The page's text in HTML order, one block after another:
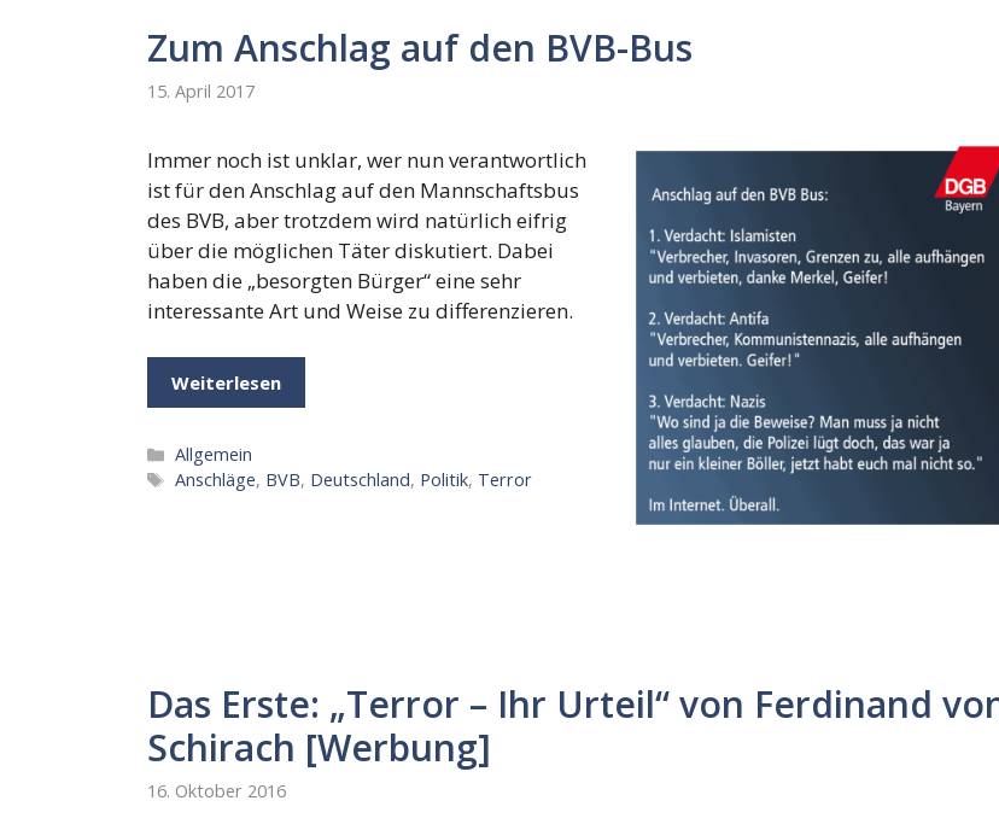
Zum Anschlag auf den BVB-Bus
15. April 2017
Immer noch ist unklar, wer nun verantwortlich
ist für den Anschlag auf den Mannschaftsbus
des BVB, aber trotzdem wird natürlich eifrig
über die möglichen Täter diskutiert. Dabei
haben die „besorgten Bürger“ eine sehr
interessante Art und Weise zu differenzieren.
Weiterlesen
Kategorien
Allgemein
Schlagwörter
Anschläge, BVB, Deutschland, Politik, Terror
Das Erste: „Terror – Ihr Urteil“ von Ferdinand
Schirach [Werbung]
16. Oktober 2016